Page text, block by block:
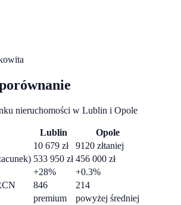
nieruchomości w Lublin i Opole
Lublin
Opole
10 679 zł 9120 złtaniej
533 950 zł 456 000 zł
+28% +0.3%
846
214
premium
powyżej średniej